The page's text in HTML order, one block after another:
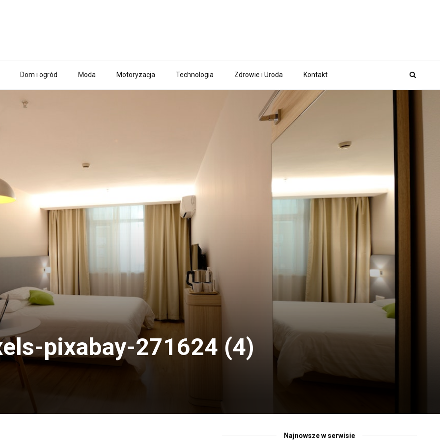
Dom i ogród Moda Motoryzacja Technologia Zdrowie i Uroda Kontakt
pixabay-271624 (4)
Najnowsze w serwisie